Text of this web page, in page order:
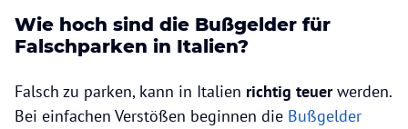
Wie hoch sind die Bußgelder für
Falschparken in Italien?
Falsch zu parken, kann in Italien richtig teuerwerden.
Bei einfachen Verstößen beginnen die Bußgelder